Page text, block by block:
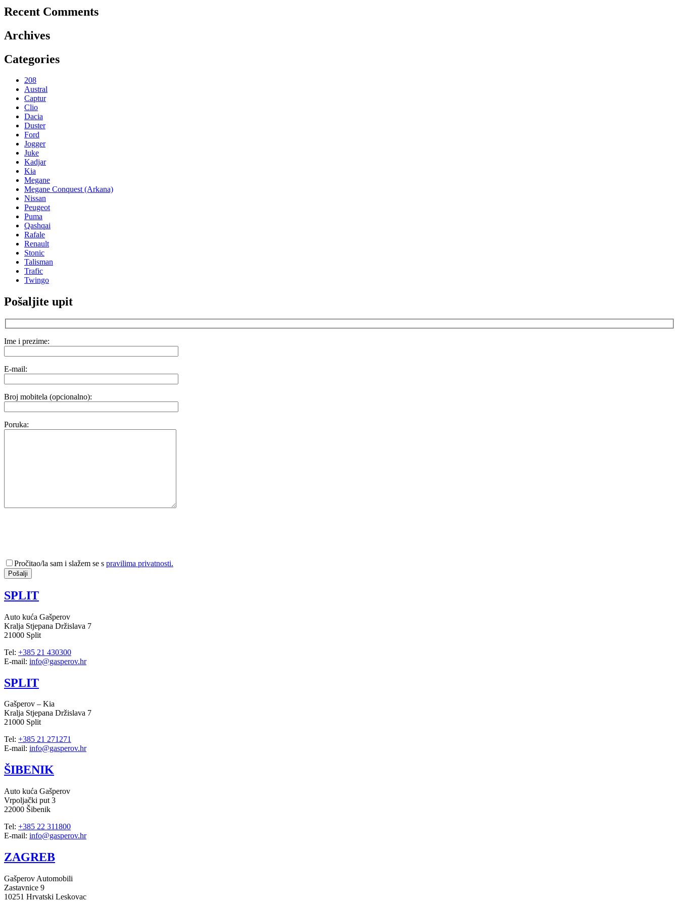
Recent Comments
Archives
Categories
208
Austral
Captur
Clio
Dacia
Duster
Ford
Jogger
Juke
Kadjar
Kia
Megane
Megane Conquest (Arkana)
Nissan
Peugeot
Puma
Qashqai
Rafale
Renault
Stonic
Talisman
Trafic
Twingo
Pošaljite upit
Ime i prezime:
E-mail:
Broj mobitela (opcionalno):
Poruka:
Pročitao/la sam i slažem se s pravilima privatnosti.
SPLIT
Auto kuća Gašperov
Kralja Stjepana Držislava 7
21000 Split
Tel: +385 21 430300
E-mail: info@gasperov.hr
SPLIT
Gašperov – Kia
Kralja Stjepana Držislava 7
21000 Split
Tel: +385 21 271271
E-mail: info@gasperov.hr
ŠIBENIK
Auto kuća Gašperov
Vrpoljački put 3
22000 Šibenik
Tel: +385 22 311800
E-mail: info@gasperov.hr
ZAGREB
Gašperov Automobili
Zastavnice 9
10251 Hrvatski Leskovac